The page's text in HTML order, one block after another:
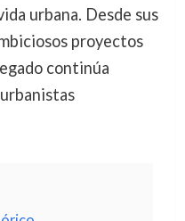
urbana. Desde sus
proyectos
continúa